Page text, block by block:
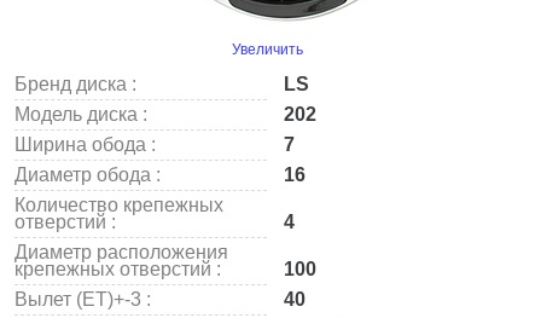
Увеличить
Бренд диска :
LS
Модель диска :
202
Ширина обода :
7
Диаметр обода :
16
Количество крепежных
отверстий :
4
Диаметр расположения
крепежных отверстий :
100
Вылет (ET)+-3 :
40